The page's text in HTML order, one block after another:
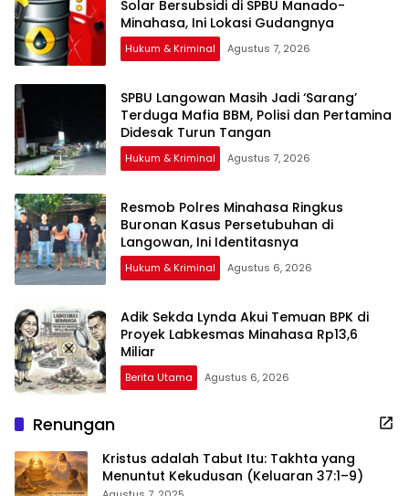
Solar Bersubsidi di SPBU Manado-
Minahasa, Ini Lokasi Gudangnya
Hukum & Kriminal Agustus 7, 2026
SPBU Langowan Masih Jadi ‘Sarang’
Terduga Mafia BBM, Polisi dan Pertamina
Didesak Turun Tangan
Hukum & Kriminal Agustus 7, 2026
Resmob Polres Minahasa Ringkus
Buronan Kasus Persetubuhan di
Langowan, Ini Identitasnya
Hukum & Kriminal Agustus 6, 2026
Adik Sekda Lynda Akui Temuan BPK di
Proyek Labkesmas Minahasa Rp13,6
Miliar
Berita Utama Agustus 6, 2026
Renungan
Kristus adalah Tabut Itu: Takhta yang
Menuntut Kekudusan (Keluaran 37:1–9)